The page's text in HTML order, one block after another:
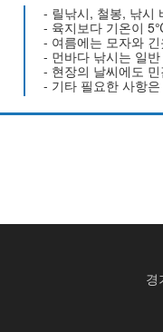
- 릴낚시, 철봉, 낚시
- 육지보다 기온이
- 여름에는 모자와
- 먼바다 낚시는 일
- 현장의 날씨에도
- 기타 필요한 사항
경